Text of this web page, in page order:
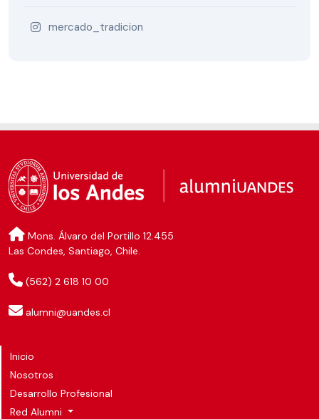
mercado_tradicion
Mons. Álvaro del Portillo 12.455
Las Condes, Santiago, Chile.
(562) 2 618 10 00
alumni@uandes.cl
Inicio
Nosotros
Desarrollo Profesional
Red Alumni